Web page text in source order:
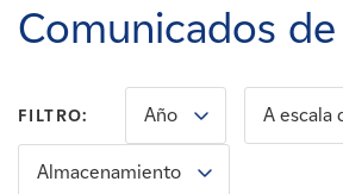
Carreras
Noticias
Comunicados
FILTRO: Año A escala
Almacenamiento